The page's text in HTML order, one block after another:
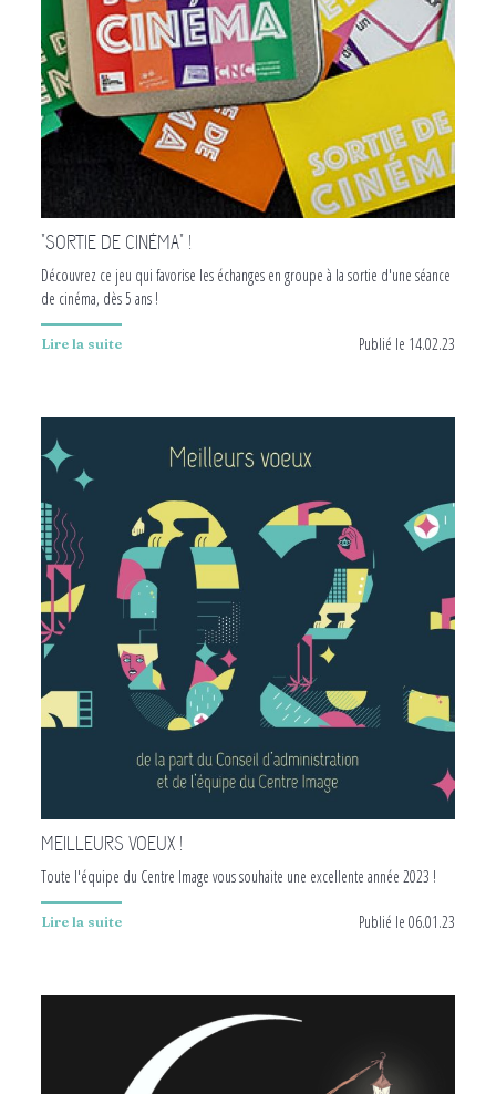
"SORTIE DE CINÉMA" !
Découvrez ce jeu qui favorise les échanges en groupe à la sortie d'une séance
de cinéma, dès 5 ans !
Lire la suite Publié le 14.02.23
MEILLEURS VOEUX !
Toute l'équipe du Centre Image vous souhaite une excellente année 2023 !
Lire la suite Publié le 06.01.23